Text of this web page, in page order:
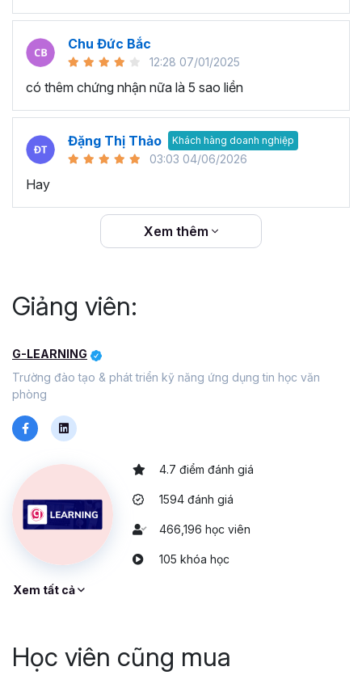
Chu Đức Bắc
12:28 07/01/2025
có thêm chứng nhận nữa là 5 sao liền
Đặng Thị Thảo Khách hàng doanh nghiệp
03:03 04/06/2026
Hay
Xem thêm
Giảng viên:
G-LEARNING
Trường đào tạo & phát triển kỹ năng ứng dụng tin học văn
phòng
4.7 điểm đánh giá
1594 đánh giá
466,196 học viên
105 khóa học
Xem tất cả
Học viên cũng mua